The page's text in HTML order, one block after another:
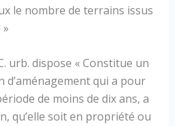
le nombre de terrains issus
urb. dispose « Constitue un
d’aménagement qui a pour
de moins de dix ans, a
qu’elle soit en propriété ou